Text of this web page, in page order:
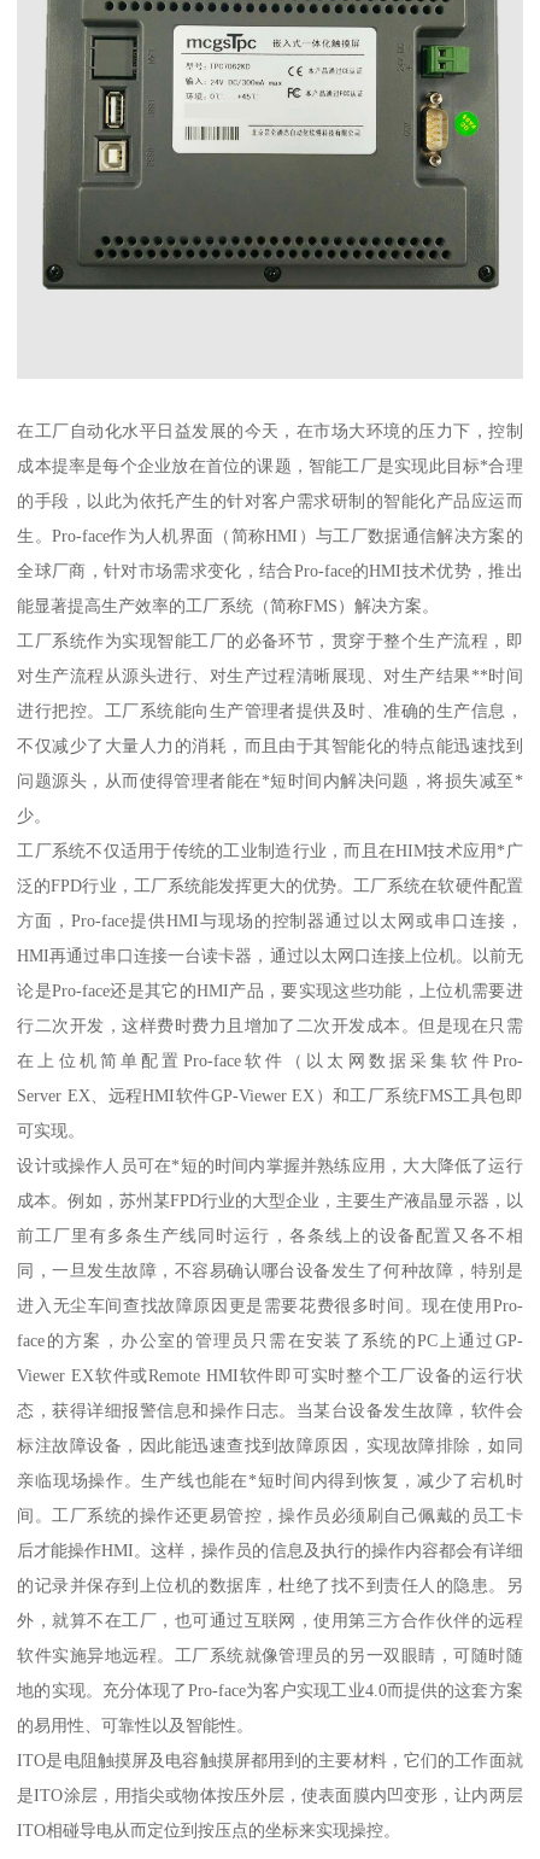
在工厂自动化水平日益发展的今天，在市场大环境的压力下，控制
成本提率是每个企业放在首位的课题，智能工厂是实现此目标*合理
的手段，以此为依托产生的针对客户需求研制的智能化产品应运而
生。Pro-face作为人机界面（简称HMI）与工厂数据通信解决方案的
全球厂商，针对市场需求变化，结合Pro-face的HMI技术优势，推出
能显著提高生产效率的工厂系统（简称FMS）解决方案。
工厂系统作为实现智能工厂的必备环节，贯穿于整个生产流程，即
对生产流程从源头进行、对生产过程清晰展现、对生产结果**时间
进行把控。工厂系统能向生产管理者提供及时、准确的生产信息，
不仅减少了大量人力的消耗，而且由于其智能化的特点能迅速找到
问题源头，从而使得管理者能在*短时间内解决问题，将损失减至*
少。
工厂系统不仅适用于传统的工业制造行业，而且在HIM技术应用*广
泛的FPD行业，工厂系统能发挥更大的优势。工厂系统在软硬件配置
方面，Pro-face提供HMI与现场的控制器通过以太网或串口连接，
HMI再通过串口连接一台读卡器，通过以太网口连接上位机。以前无
论是Pro-face还是其它的HMI产品，要实现这些功能，上位机需要进
行二次开发，这样费时费力且增加了二次开发成本。但是现在只需
在上位机简单配置Pro-face软件（以太网数据采集软件Pro-
Server EX、远程HMI软件GP-Viewer EX）和工厂系统FMS工具包即
可实现。
设计或操作人员可在*短的时间内掌握并熟练应用，大大降低了运行
成本。例如，苏州某FPD行业的大型企业，主要生产液晶显示器，以
前工厂里有多条生产线同时运行，各条线上的设备配置又各不相
同，一旦发生故障，不容易确认哪台设备发生了何种故障，特别是
进入无尘车间查找故障原因更是需要花费很多时间。现在使用Pro-
face的方案，办公室的管理员只需在安装了系统的PC上通过GP-
Viewer EX软件或Remote HMI软件即可实时整个工厂设备的运行状
态，获得详细报警信息和操作日志。当某台设备发生故障，软件会
标注故障设备，因此能迅速查找到故障原因，实现故障排除，如同
亲临现场操作。生产线也能在*短时间内得到恢复，减少了宕机时
间。工厂系统的操作还更易管控，操作员必须刷自己佩戴的员工卡
后才能操作HMI。这样，操作员的信息及执行的操作内容都会有详细
的记录并保存到上位机的数据库，杜绝了找不到责任人的隐患。另
外，就算不在工厂，也可通过互联网，使用第三方合作伙伴的远程
软件实施异地远程。工厂系统就像管理员的另一双眼睛，可随时随
地的实现。充分体现了Pro-face为客户实现工业4.0而提供的这套方案
的易用性、可靠性以及智能性。
ITO是电阻触摸屏及电容触摸屏都用到的主要材料，它们的工作面就
是ITO涂层，用指尖或物体按压外层，使表面膜内凹变形，让内两层
ITO相碰导电从而定位到按压点的坐标来实现操控。